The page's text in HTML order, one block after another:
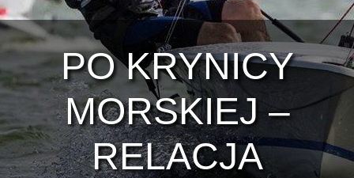
PO KRYNICY
MORSKIEJ –
RELACJA